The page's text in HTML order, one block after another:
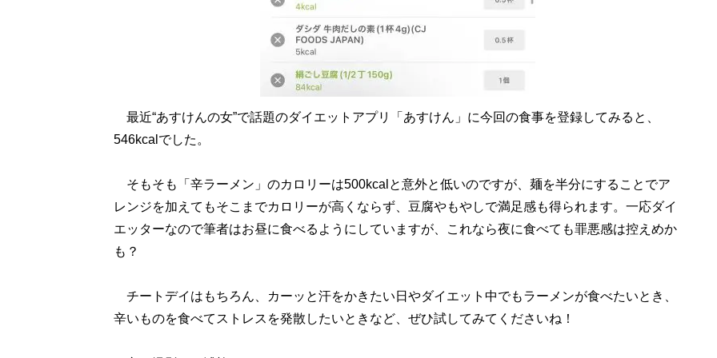
最近“あすけんの女”で話題のダイエットアプリ「あすけん」に今回の食事を登録してみると、
546kcalでした。
そもそも「辛ラーメン」のカロリーは500kcalと意外と低いのですが、麺を半分にすることでア
レンジを加えてもそこまでカロリーが高くならず、豆腐やもやしで満足感も得られます。一応ダイ
エッターなので筆者はお昼に食べるようにしていますが、これなら夜に食べても罪悪感は控えめか
も？
チートデイはもちろん、カーッと汗をかきたい日やダイエット中でもラーメンが食べたいとき、
辛いものを食べてストレスを発散したいときなど、ぜひ試してみてくださいね！